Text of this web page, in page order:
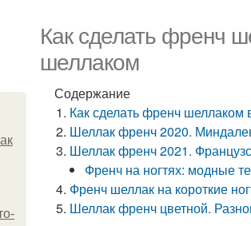
Как сделать френч
шеллаком
Содержание
Как сделать френч
Шеллак френч 2020.
Шеллак френч 2021.
Френч на ногтях: модные
Френч шеллак на короткие
Шеллак френч цветной.